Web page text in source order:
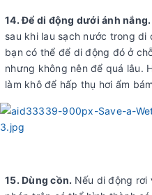
14. Để di động dưới ánh nắng.
sau khi lau sạch nước trong
bạn có thể để di động đó ở
nhưng không nên để quá lâu.
làm khô để hấp thụ hơi ẩm
15. Dùng cồn. Nếu di động rơi